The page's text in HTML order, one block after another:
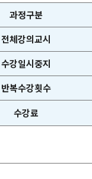
과정구분
전체강의교시
수강일시중지
반복수강횟수
수강료